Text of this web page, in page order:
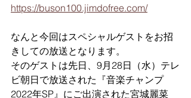
https://buson100.jimdofree.com/
なんと今回はスペシャルゲストをお招
きしての放送となります。
そのゲストは先日、9月28日（水）テレ
ビ朝日で放送された『音楽チャンプ
2022年SP』にご出演された宮城麗菜